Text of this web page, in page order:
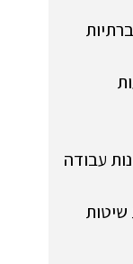
עבודה
שיטות